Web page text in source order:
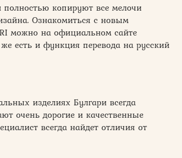
копируют все мелочи
Ознакомиться с новым
можно на официальном сайте
есть и функция перевода на русский
изделиях Булгари всегда
очень дорогие и качественные
всегда найдет отличия от